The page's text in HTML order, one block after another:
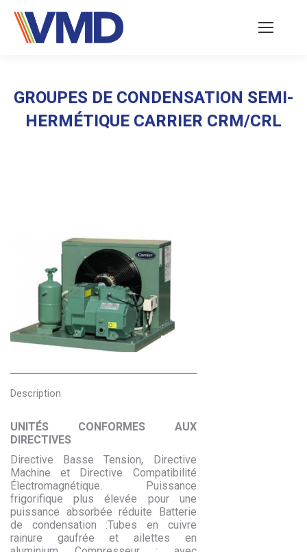
GROUPES DE CONDENSATION SEMI-
HERMÉTIQUE CARRIER CRM/CRL
Description
UNITÉS CONFORMES AUX
DIRECTIVES
Directive Basse Tension, Directive
Machine et Directive Compatibilité
Électromagnétique. Puissance
frigorifique plus élevée pour une
puissance absorbée réduite Batterie
de condensation :Tubes en cuivre
rainure gaufrée et ailettes en